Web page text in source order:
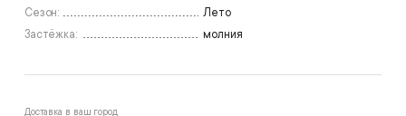
Сезон:
Лето
Застёжка:
молния
Доставка в ваш город